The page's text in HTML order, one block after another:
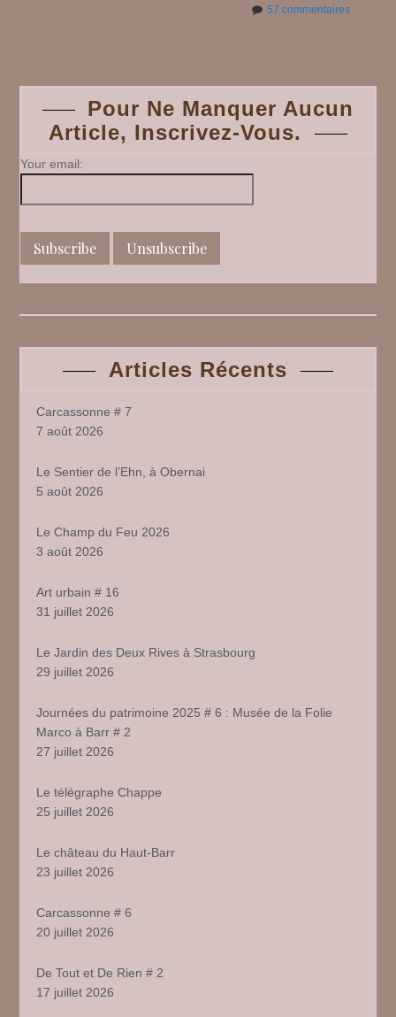
57 commentairessur
4
navigation
Pour Ne Manquer Aucun
Article, Inscrivez-Vous.
Your email:
Articles Récents
Carcassonne # 7
7 août 2026
Le Sentier de l’Ehn, à Obernai
5 août 2026
Le Champ du Feu 2026
3 août 2026
Art urbain # 16
31 juillet 2026
Le Jardin des Deux Rives à Strasbourg
29 juillet 2026
Journées du patrimoine 2025 # 6 : Musée de la Folie
Marco à Barr # 2
27 juillet 2026
Le télégraphe Chappe
25 juillet 2026
Le château du Haut-Barr
23 juillet 2026
Carcassonne # 6
20 juillet 2026
De Tout et De Rien # 2
17 juillet 2026